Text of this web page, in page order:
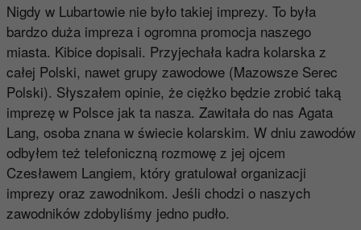
Nigdy w Lubartowie nie było takiej imprezy. To była
bardzo duża impreza i ogromna promocja naszego
miasta. Kibice dopisali. Przyjechała kadra kolarska z
całej Polski, nawet grupy zawodowe (Mazowsze Serec
Polski). Słyszałem opinie, że ciężko będzie zrobić taką
imprezę w Polsce jak ta nasza. Zawitała do nas Agata
Lang, osoba znana w świecie kolarskim. W dniu zawodów
odbyłem też telefoniczną rozmowę z jej ojcem
Czesławem Langiem, który gratulował organizacji
imprezy oraz zawodnikom. Jeśli chodzi o naszych
zawodników zdobyliśmy jedno pudło.